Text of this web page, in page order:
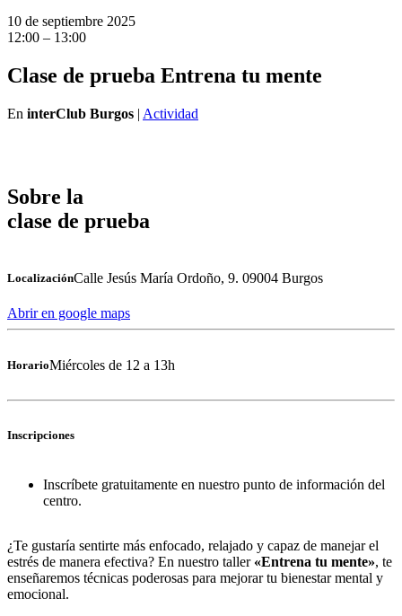
10 de septiembre 2025
12:00 – 13:00
Clase de prueba Entrena tu mente
En interClub Burgos | Actividad
Sobre la
clase de prueba
LocalizaciónCalle Jesús María Ordoño, 9. 09004 Burgos
Abrir en google maps
HorarioMiércoles de 12 a 13h
Inscripciones
Inscríbete gratuitamente en nuestro punto de información del
centro.
¿Te gustaría sentirte más enfocado, relajado y capaz de manejar el
estrés de manera efectiva? En nuestro taller «Entrena tu mente», te
enseñaremos técnicas poderosas para mejorar tu bienestar mental y
emocional.